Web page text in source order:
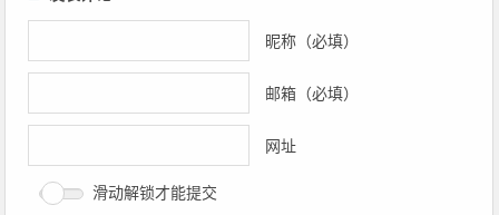
昵称（必填）
邮箱（必填）
网址
滑动解锁才能提交